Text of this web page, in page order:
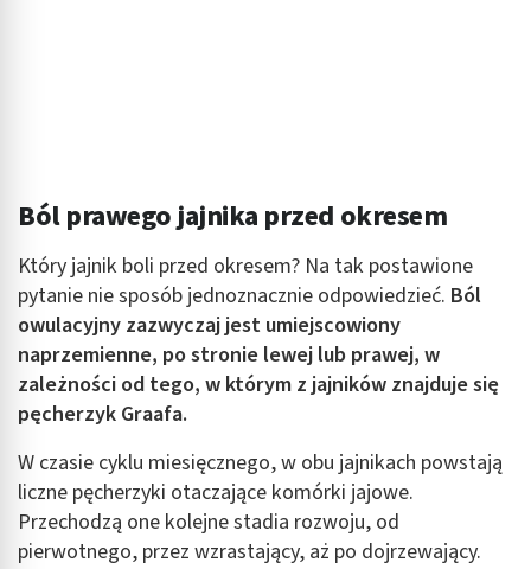
Ból prawego jajnika przed okresem
Który jajnik boli przed okresem? Na tak postawione
pytanie nie sposób jednoznacznie odpowiedzieć. Ból
owulacyjny zazwyczaj jest umiejscowiony
naprzemienne, po stronie lewej lub prawej, w
zależności od tego, w którym z jajników znajduje się
pęcherzyk Graafa.
W czasie cyklu miesięcznego, w obu jajnikach powstają
liczne pęcherzyki otaczające komórki jajowe.
Przechodzą one kolejne stadia rozwoju, od
pierwotnego, przez wzrastający, aż po dojrzewający.